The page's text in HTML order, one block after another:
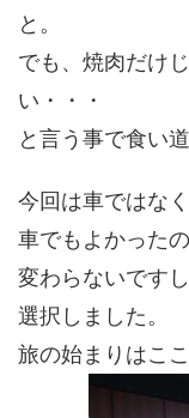
と。
でも、焼肉だけ
い・・・
と言う事で食い
今回は車ではな
車でもよかった
変わらないです
選択しました。
旅の始まりはここ